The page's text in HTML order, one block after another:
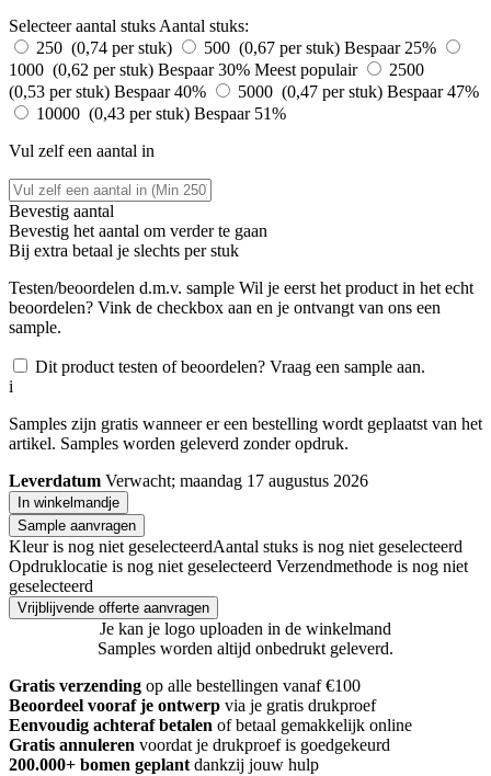
Selecteer aantal stuksAantal stuks:
250 (0,74 per stuk)
500 (0,67 per stuk) Bespaar 25%
1000 (0,62 per stuk) Bespaar 30% Meest populair
2500
(0,53 per stuk) Bespaar 40% 5000 (0,47 per stuk) Bespaar 47%
10000 (0,43 per stuk) Bespaar 51%
Vul zelf een aantal in
Bevestig aantal
Bevestig het aantal om verder te gaan
Bij extra betaal je slechts per stuk
Testen/beoordelen d.m.v. sample Wil je eerst het product in het echt
beoordelen? Vink de checkbox aan en je ontvangt van ons een
sample.
Dit product testen of beoordelen? Vraag een sample aan.
i
Samples zijn gratis wanneer er een bestelling wordt geplaatst van het
artikel. Samples worden geleverd zonder opdruk.
Leverdatum Verwacht; maandag 17 augustus 2026
In winkelmandje
Sample aanvragen
Kleur is nog niet geselecteerdAantal stuks is nog niet geselecteerd
Opdruklocatie is nog niet geselecteerd Verzendmethode is nog niet
geselecteerd
Vrijblijvende offerte aanvragen
Je kan je logo uploaden in de winkelmand
Samples worden altijd onbedrukt geleverd.
Gratis verzending op alle bestellingen vanaf €100
Beoordeel vooraf je ontwerp via je gratis drukproef
Eenvoudig achteraf betalen of betaal gemakkelijk online
Gratis annuleren voordat je drukproef is goedgekeurd
200.000+ bomen geplant dankzij jouw hulp